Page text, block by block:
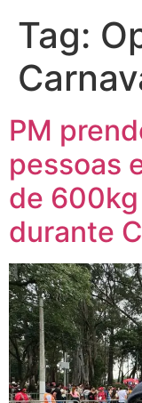
Tag:
PM
pessoas
de
durante